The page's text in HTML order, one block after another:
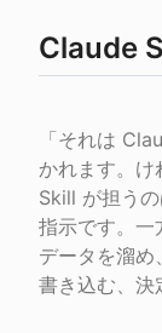
Claude
「それは
かれます。け
Skill が担う
指示です。
データを溜
書き込む、決